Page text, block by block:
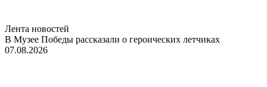
Лента новостей
В Музее Победы рассказали о героических летчиках
07.08.2026